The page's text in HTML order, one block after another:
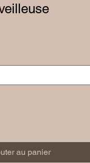
au panier